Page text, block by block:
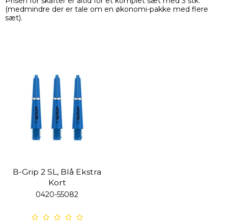
(medmindre der er tale om en økonomi-pakke med flere
sæt).
B-Grip 2 SL, Blå Ekstra
Kort
0420-55082